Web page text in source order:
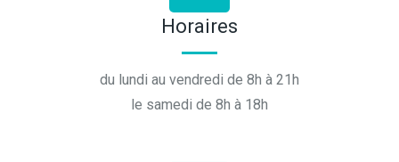
Horaires
du lundi au vendredi de 8h à 21h
le samedi de 8h à 18h